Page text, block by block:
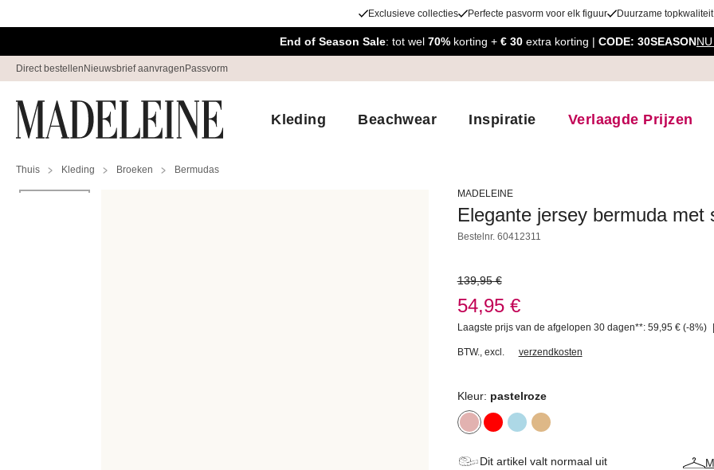
Exclusieve collecties Perfecte pasvorm voor elk figuur Duurzame topkwaliteit
End of Season Sale: tot wel 70% korting + € 30 extra korting | CODE: 30SEASON
Direct bestellen Nieuwsbrief aanvragen Passvorm
Kleding Beachwear Inspiratie Verlaagde Prijzen
Thuis Kleding Broeken Bermudas
MADELEINE
Elegante jersey bermuda met
Bestelnr. 60412311
139,95 €
54,95 €
Laagste prijs van de afgelopen 30 dagen**: 59,95 € (-8%)
BTW., excl. verzendkosten
Kleur: pastelroze
Dit artikel valt normaal uit